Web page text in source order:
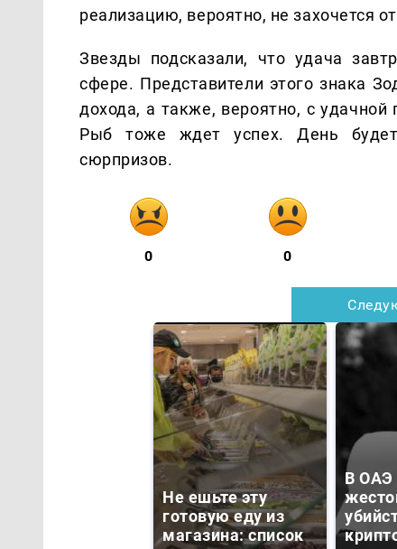
реализацию, вероятно, не захочется
Звезды подсказали, что удача
сфере. Представители этого знака
дохода, а также, вероятно, с
Рыб тоже ждет успех. День
сюрпризов.
0 0
Не ешьте эту
готовую еду из
магазина: список
В ОАЭ